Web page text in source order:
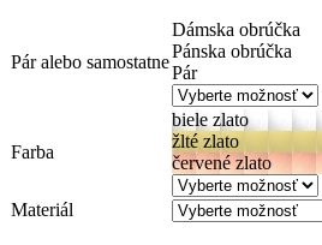
Pár alebo samostatne
Dámska obrúčka
Pánska obrúčka
Pár
Farba
biele zlato
žlté zlato
červené zlato
Materiál